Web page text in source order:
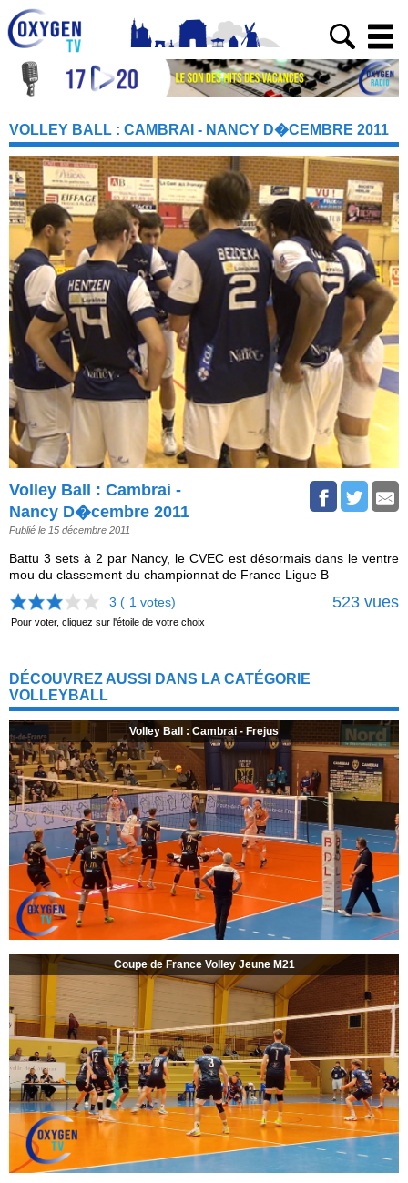
VOLLEY BALL : CAMBRAI - NANCY D�CEMBRE 2011
Volley Ball : Cambrai -
Nancy D�cembre 2011
Publié le 15 décembre 2011
Battu 3 sets à 2 par Nancy, le CVEC est désormais dans le ventre
mou du classement du championnat de France Ligue B
3 ( 1 votes) 523 vues
Pour voter, cliquez sur l'étoile de votre choix
DÉCOUVREZ AUSSI DANS LA CATÉGORIE
VOLLEYBALL
Volley Ball : Cambrai - Frejus
Coupe de France Volley Jeune M21